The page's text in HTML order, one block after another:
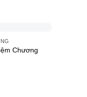
Chương